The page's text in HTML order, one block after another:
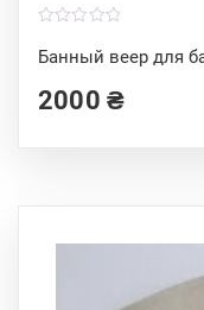
Банный веер для
o
u
o
f
2000 ₴